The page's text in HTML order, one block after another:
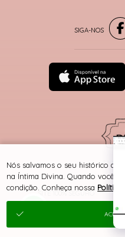
SITE 100% SEGURO
® TODOS
Nós salvamos o seu histórico de
na Íntima Divina. Quando você
condição. Conheça nossa Política